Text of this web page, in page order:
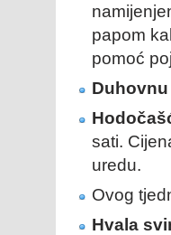
papom
pomoć
sati.
uredu.
Ovog
Hvala